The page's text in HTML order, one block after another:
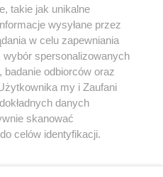
Instagram Youtube
takie jak unikalne
wysyłane przez
w celu zapewniania
spersonalizowanych
odbiorców oraz
my i Zaufani
danych
skanować
celów identyfikacji.